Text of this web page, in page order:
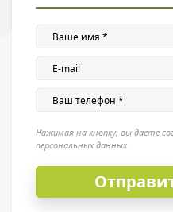
Нажимая на кнопку, вы даете
персональных данных